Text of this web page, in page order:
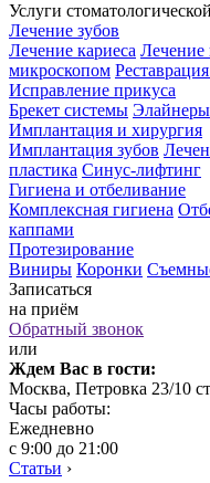
Услуги
Лечение зубов
Лечение кариеса Лечение
микроскопом
Исправление прикуса
Брекет системы Элайнеры
Имплантация и хирургия
Имплантация зубов
пластика Синус-лифтинг
Гигиена и отбеливание
Комплексная гигиена
каппами
Протезирование
Виниры Коронки
Записаться
на приём
Обратный звонок
или
Ждем Вас в гости:
Москва, Петровка 23/10
Часы работы:
Ежедневно
с 9:00 до 21:00
Статьи ›